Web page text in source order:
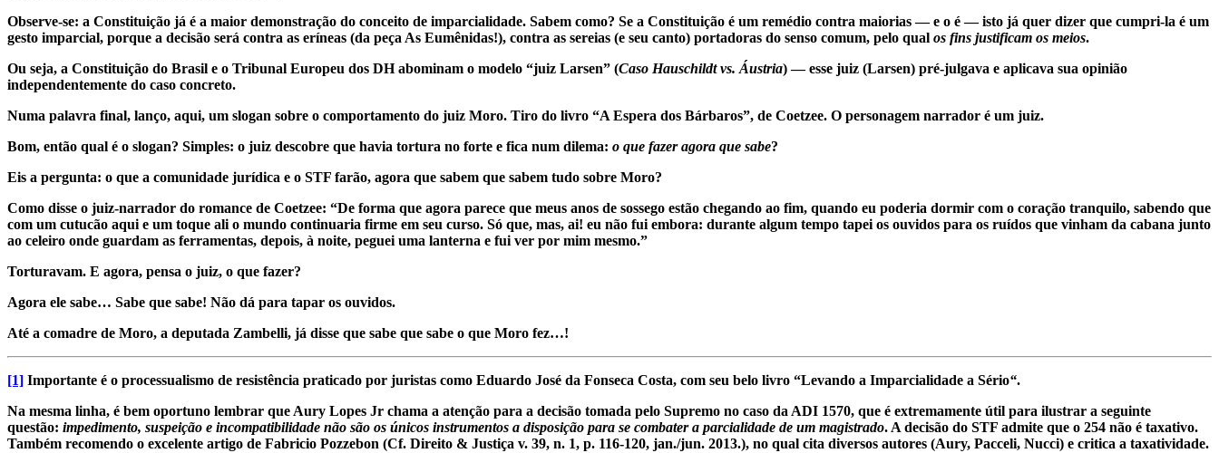
Observe-se: a Constituição já é a maior demonstração do conceito de imparcialidade. Sabem como? Se a Constituição é um remédio contra maiorias — e o é — isto já quer dizer que cumpri-la é um
gesto imparcial, porque a decisão será contra as eríneas (da peça As Eumênidas!), contra as sereias (e seu canto) portadoras do senso comum, pelo qual os fins justificam os meios.
Ou seja, a Constituição do Brasil e o Tribunal Europeu dos DH abominam o modelo “juiz Larsen” (Caso Hauschildt vs. Áustria) — esse juiz (Larsen) pré-julgava e aplicava sua opinião
independentemente do caso concreto.
Numa palavra final, lanço, aqui, um slogan sobre o comportamento do juiz Moro. Tiro do livro “A Espera dos Bárbaros”, de Coetzee. O personagem narrador é um juiz.
Bom, então qual é o slogan? Simples: o juiz descobre que havia tortura no forte e fica num dilema: o que fazer agora que sabe?
Eis a pergunta: o que a comunidade jurídica e o STF farão, agora que sabem que sabem tudo sobre Moro?
Como disse o juiz-narrador do romance de Coetzee: “De forma que agora parece que meus anos de sossego estão chegando ao fim, quando eu poderia dormir com o coração tranquilo, sabendo que
com um cutucão aqui e um toque ali o mundo continuaria firme em seu curso. Só que, mas, ai! eu não fui embora: durante algum tempo tapei os ouvidos para os ruídos que vinham da cabana junto
ao celeiro onde guardam as ferramentas, depois, à noite, peguei uma lanterna e fui ver por mim mesmo.”
Torturavam. E agora, pensa o juiz, o que fazer?
Agora ele sabe… Sabe que sabe! Não dá para tapar os ouvidos.
Até a comadre de Moro, a deputada Zambelli, já disse que sabe que sabe o que Moro fez…!
[1] Importante é o processualismo de resistência praticado por juristas como Eduardo José da Fonseca Costa, com seu belo livro “Levando a Imparcialidade a Sério“.
Na mesma linha, é bem oportuno lembrar que Aury Lopes Jr chama a atenção para a decisão tomada pelo Supremo no caso da ADI 1570, que é extremamente útil para ilustrar a seguinte
questão: impedimento, suspeição e incompatibilidade não são os únicos instrumentos a disposição para se combater a parcialidade de um magistrado. A decisão do STF admite que o 254 não é taxativo.
Também recomendo o excelente artigo de Fabricio Pozzebon (Cf. Direito & Justiça v. 39, n. 1, p. 116-120, jan./jun. 2013.), no qual cita diversos autores (Aury, Pacceli, Nucci) e critica a taxatividade.